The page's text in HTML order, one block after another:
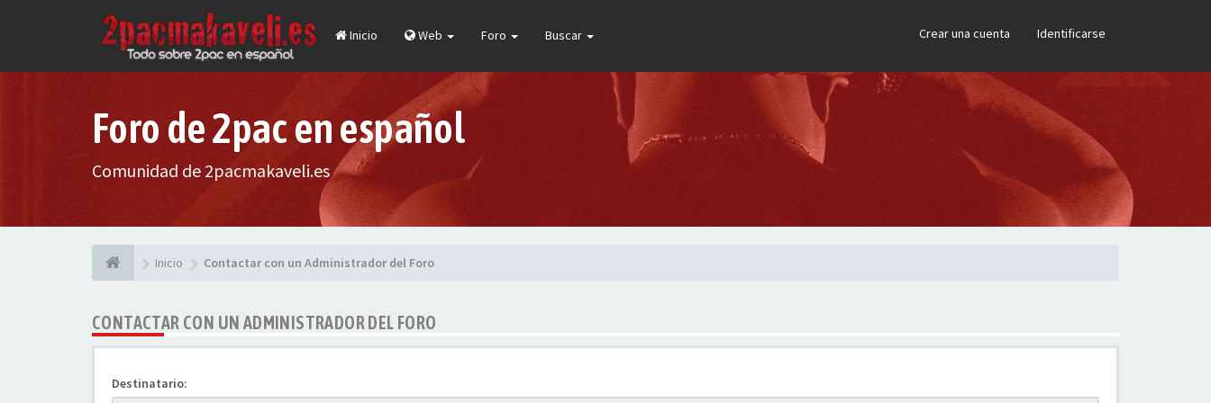
Inicio Web Foro Buscar Crear una cuenta Identificarse
Foro de 2pac en español
Comunidad de 2pacmakaveli.es
Inicio Contactar con un Administrador del Foro
CONTACTAR CON UN ADMINISTRADOR DEL FORO
Destinatario: